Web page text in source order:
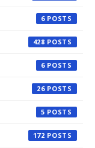
6
428
6
26
5
172